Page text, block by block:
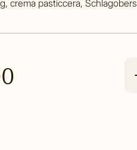
crema pasticcera, Schlagobers